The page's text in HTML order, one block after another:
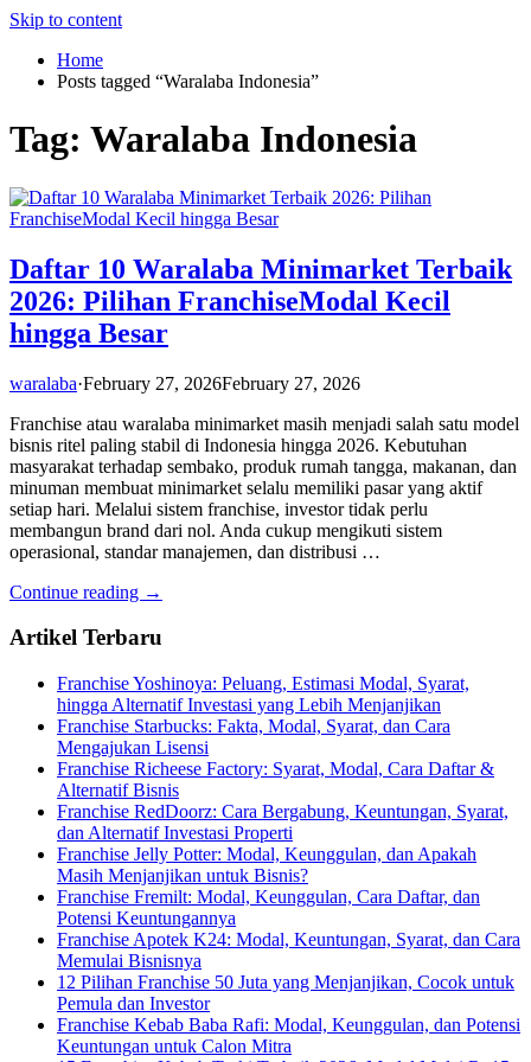
Skip to content
Home
Posts tagged “Waralaba Indonesia”
Tag: Waralaba Indonesia
Daftar 10 Waralaba Minimarket Terbaik
2026: Pilihan FranchiseModal Kecil
hingga Besar
waralaba·February 27, 2026February 27, 2026
Franchise atau waralaba minimarket masih menjadi salah satu model
bisnis ritel paling stabil di Indonesia hingga 2026. Kebutuhan
masyarakat terhadap sembako, produk rumah tangga, makanan, dan
minuman membuat minimarket selalu memiliki pasar yang aktif
setiap hari. Melalui sistem franchise, investor tidak perlu
membangun brand dari nol. Anda cukup mengikuti sistem
operasional, standar manajemen, dan distribusi …
Continue reading →
Artikel Terbaru
Franchise Yoshinoya: Peluang, Estimasi Modal, Syarat,
hingga Alternatif Investasi yang Lebih Menjanjikan
Franchise Starbucks: Fakta, Modal, Syarat, dan Cara
Mengajukan Lisensi
Franchise Richeese Factory: Syarat, Modal, Cara Daftar &
Alternatif Bisnis
Franchise RedDoorz: Cara Bergabung, Keuntungan, Syarat,
dan Alternatif Investasi Properti
Franchise Jelly Potter: Modal, Keunggulan, dan Apakah
Masih Menjanjikan untuk Bisnis?
Franchise Fremilt: Modal, Keunggulan, Cara Daftar, dan
Potensi Keuntungannya
Franchise Apotek K24: Modal, Keuntungan, Syarat, dan Cara
Memulai Bisnisnya
12 Pilihan Franchise 50 Juta yang Menjanjikan, Cocok untuk
Pemula dan Investor
Franchise Kebab Baba Rafi: Modal, Keunggulan, dan Potensi
Keuntungan untuk Calon Mitra